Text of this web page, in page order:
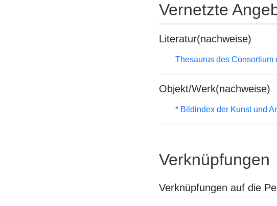
Vernetzte
Literatur(nachweise)
Thesaurus des
Objekt/Werk(nachweise)
* Bildindex der Kunst und
Verknüpfungen
Verknüpfungen auf die